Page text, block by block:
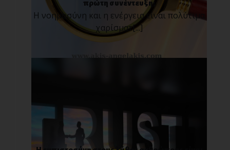
πρώτη συνέντευξη;
Η νοημοσύνη και η ενέργεια είναι πολύτιμα
χαρίσματ[...]